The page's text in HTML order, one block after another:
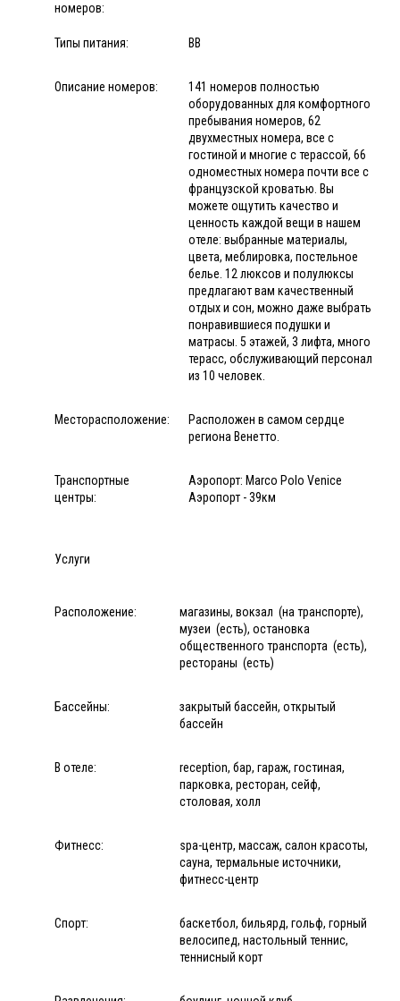
номеров:
Типы питания: BB
Описание номеров:
141 номеров полностью
оборудованных для комфортного
пребывания номеров, 62
двухместных номера, все с
гостиной и многие с терассой, 66
одноместных номера почти все с
французской кроватью. Вы
можете ощутить качество и
ценность каждой вещи в нашем
отеле: выбранные материалы,
цвета, меблировка, постельное
белье. 12 люксов и полулюксы
предлагают вам качественный
отдых и сон, можно даже выбрать
понравившиеся подушки и
матрасы. 5 этажей, 3 лифта, много
терасс, обслуживающий персонал
из 10 человек.
Месторасположение:
Расположен в самом сердце
региона Венетто.
Транспортные
центры:
Аэропорт: Marco Polo Venice
Аэропорт - 39км
Услуги
Расположение:
магазины, вокзал (на транспорте),
музеи (есть), остановка
общественного транспорта (есть),
рестораны (есть)
Бассейны:
закрытый бассейн, открытый
бассейн
В отеле:
reception, бар, гараж, гостиная,
парковка, ресторан, сейф,
столовая, холл
Фитнесс:
spa-центр, массаж, салон красоты,
сауна, термальные источники,
фитнесс-центр
Спорт:
баскетбол, бильярд, гольф, горный
велосипед, настольный теннис,
теннисный корт